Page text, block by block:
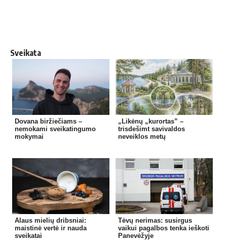
Sveikata
Dovana biržiečiams –
nemokami sveikatingumo
mokymai
„Likėnų „kurortas” –
trisdešimt savivaldos
neveiklos metų
Alaus mielių dribsniai:
maistinė vertė ir nauda
sveikatai
Tėvų nerimas: susirgus
vaikui pagalbos tenka ieškoti
Panevėžyje